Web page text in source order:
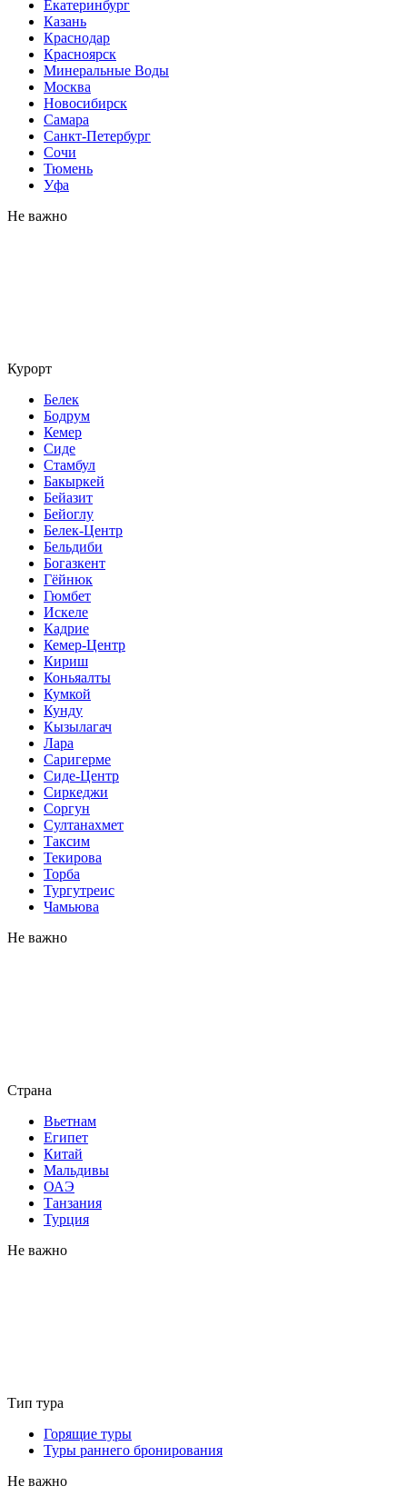
Екатеринбург
Казань
Краснодар
Красноярск
Минеральные Воды
Москва
Новосибирск
Самара
Санкт-Петербург
Сочи
Тюмень
Уфа
Не важно
Курорт
Белек
Бодрум
Кемер
Сиде
Стамбул
Бакыркей
Бейазит
Бейоглу
Белек-Центр
Бельдиби
Богазкент
Гёйнюк
Гюмбет
Искеле
Кадрие
Кемер-Центр
Кириш
Коньяалты
Кумкой
Кунду
Кызылагач
Лара
Саригерме
Сиде-Центр
Сиркеджи
Соргун
Султанахмет
Таксим
Текирова
Торба
Тургутреис
Чамьюва
Не важно
Страна
Вьетнам
Египет
Китай
Мальдивы
ОАЭ
Танзания
Турция
Не важно
Тип тура
Горящие туры
Туры раннего бронирования
Не важно